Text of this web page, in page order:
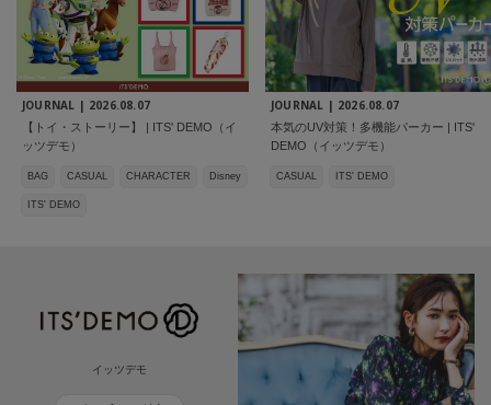
JOURNAL | 2026.08.07
【トイ・ストーリー】 | ITS' DEMO（イ
ッツデモ）
BAG CASUAL CHARACTER Disney
ITS' DEMO
JOURNAL | 2026.08.07
本気のUV対策！多機能パーカー | ITS'
DEMO（イッツデモ）
CASUAL ITS' DEMO
イッツデモ